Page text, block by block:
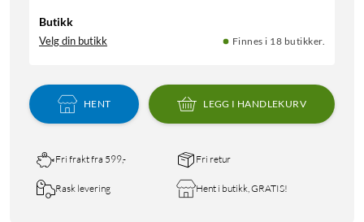
Butikk
Velg din butikk Finnes i 18 butikker.
HENT LEGG I HANDLEKURV
Fri frakt fra 599,- Fri retur
Rask levering Hent i butikk, GRATIS!